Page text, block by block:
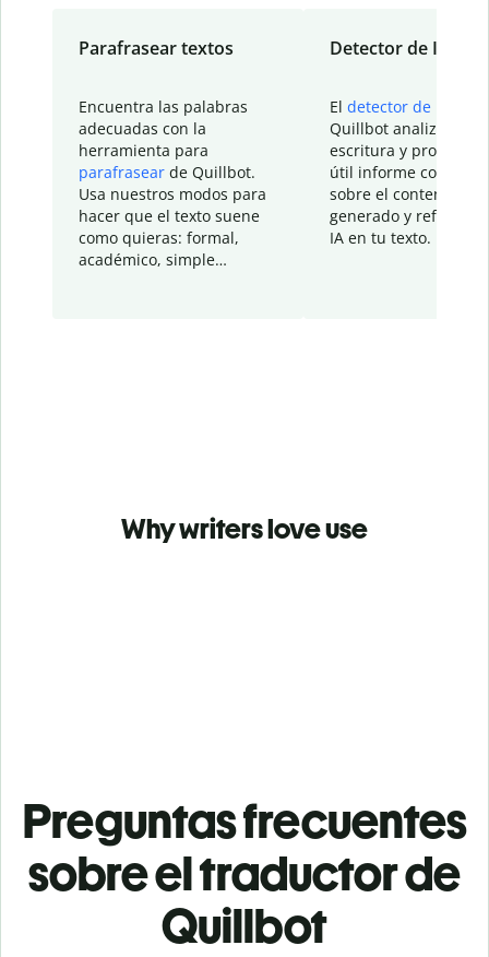
Parafrasear textos
Encuentra las palabras
adecuadas con la
herramienta para
parafrasear de Quillbot.
Usa nuestros modos para
hacer que el texto suene
como quieras: formal,
académico, simple…
Detector de IA
El detector de IA
Quillbot analiza tu
escritura y
útil informe con
sobre el contenido
generado y refinado
IA en tu texto.
Why writers love use
Preguntas frecuentes
sobre el traductor de
Quillbot